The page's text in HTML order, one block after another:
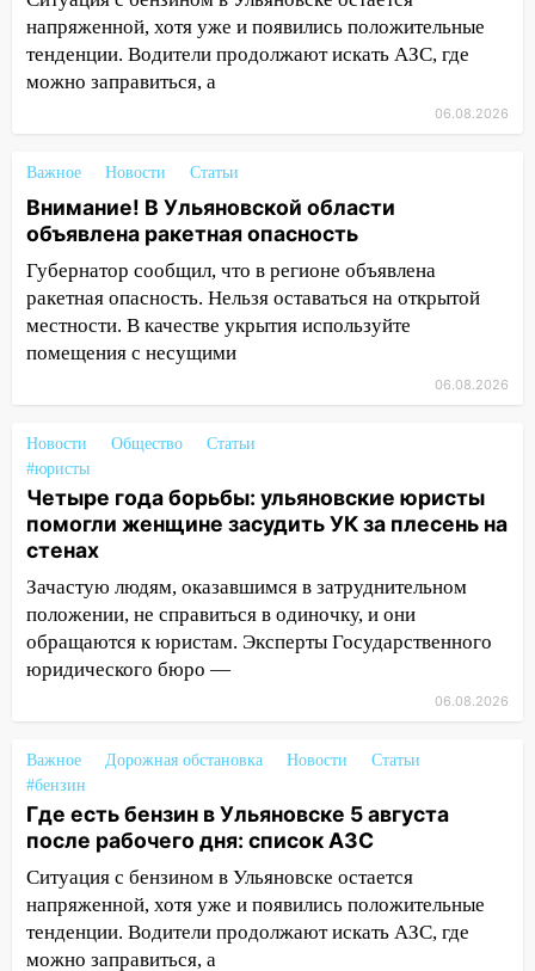
12:18 Вспыхнул изнутри: в
Железнодорожном районе горела дача
хозяйственные постройки
11:00 В Канадее горел жилой дом
10:18 Губернатор Ульяновской области:
уничтожено четыре беспилотника в
регионе
09:39
наркодилеров, снабжавших две области
09:25
Вынесли приговор дебоширам,
избившим мужчину в трамвае
08:27 Ульяновская полиция получила
один из шести уникальных автомобилей
в России
06:10
летнюю девочку в центре Ульяновска
06:00 Мертвеца выкопали, посадили в
мешок и попытались утопить в Волге
05:30 Астрологи назвали самый
опасный день августа: что ждет каждый
напряженной, хотя уже и появились положительные
тенденции. Водители продолжают искать АЗС, где
можно заправиться, а
06.08.2026
Важное Новости Статьи
Внимание! В Ульяновской области
объявлена ракетная опасность
Губернатор сообщил, что в регионе объявлена
ракетная опасность. Нельзя оставаться на открытой
местности. В качестве укрытия используйте
помещения с несущими
06.08.2026
Новости Общество
Статьи
#юристы
Четыре года борьбы: ульяновские юристы
помогли женщине засудить УК за плесень на
стенах
Зачастую людям, оказавшимся в затруднительном
положении, не справиться в одиночку, и они
обращаются к юристам. Эксперты Государственного
юридического бюро —
06.08.2026
Важное Дорожная обстановка Новости
Статьи
#бензин
Где есть бензин в Ульяновске 5 августа
после рабочего дня: список АЗС
Ситуация с бензином в Ульяновске остается
напряженной, хотя уже и появились положительные
тенденции. Водители продолжают искать АЗС, где
можно заправиться, а